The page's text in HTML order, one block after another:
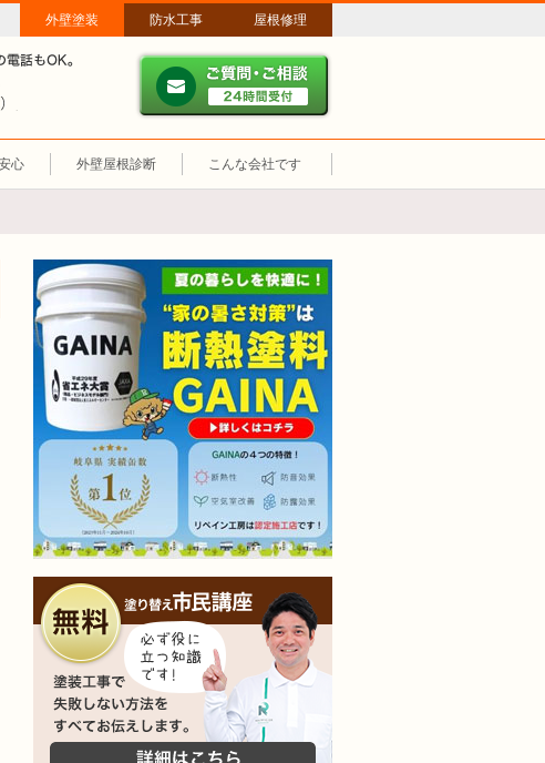
外壁塗装 防水工事 屋根修理
メールやパソコンが苦手な方は、お電話でのご相談も大歓迎！匿名での
営業時間：午前8時～午後8時 年中無休、土日祝も営業しています。
心 外壁屋根診断 こんな会社です
塗装工事で失敗しない方法をすべてお伝え